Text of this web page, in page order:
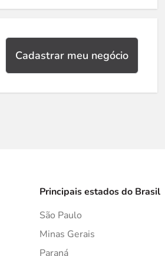
Cadastrar meu negócio
Principais estados do Brasil
São Paulo
Minas Gerais
Paraná